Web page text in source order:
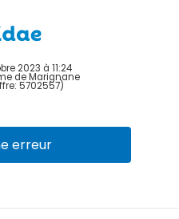
2023 à 11:24
de Marignane
5702557)
erreur